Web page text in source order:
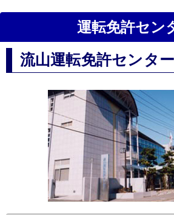
運転免許セン
流山運転免許センター